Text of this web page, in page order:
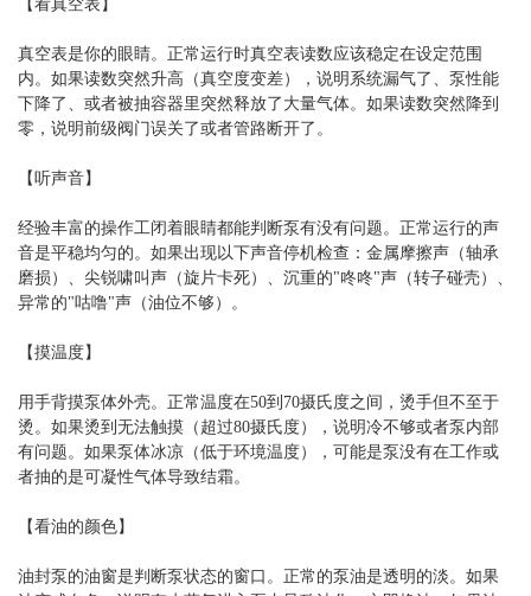
【看真空表】
真空表是你的眼睛。正常运行时真空表读数应该稳定在设定范围
内。如果读数突然升高（真空度变差），说明系统漏气了、泵性能
下降了、或者被抽容器里突然释放了大量气体。如果读数突然降到
零，说明前级阀门误关了或者管路断开了。
【听声音】
经验丰富的操作工闭着眼睛都能判断泵有没有问题。正常运行的声
音是平稳均匀的。如果出现以下声音停机检查：金属摩擦声（轴承
磨损）、尖锐啸叫声（旋片卡死）、沉重的"咚咚"声（转子碰壳）、
异常的"咕噜"声（油位不够）。
【摸温度】
用手背摸泵体外壳。正常温度在50到70摄氏度之间，烫手但不至于
烫。如果烫到无法触摸（超过80摄氏度），说明冷不够或者泵内部
有问题。如果泵体冰凉（低于环境温度），可能是泵没有在工作或
者抽的是可凝性气体导致结霜。
【看油的颜色】
油封泵的油窗是判断泵状态的窗口。正常的泵油是透明的淡。如果